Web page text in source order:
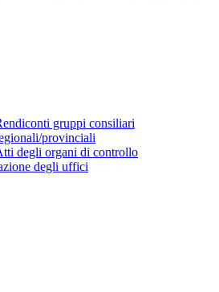
gruppi consiliari
provinciali
degli organi di controllo
degli uffici